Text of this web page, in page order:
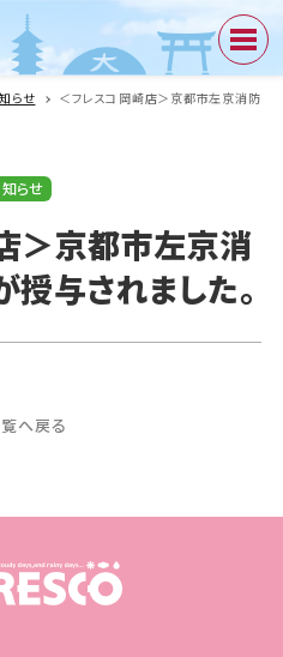
らせ
＜フレスコ岡崎店＞京都市左京消防
らせ
＞京都市左京消
与されました。
へ戻る